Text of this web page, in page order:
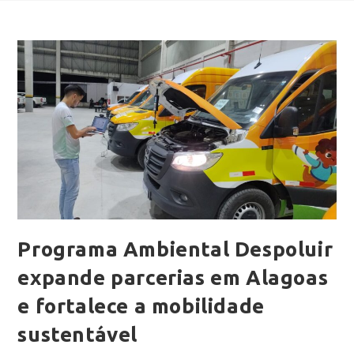
Programa Ambiental Despoluir
expande parcerias em Alagoas
e fortalece a mobilidade
sustentável